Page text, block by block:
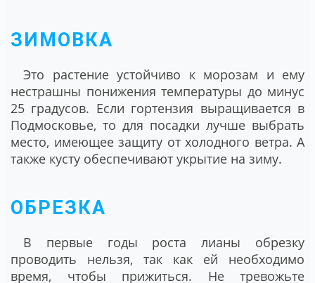
ЗИМОВКА
Это растение устойчиво к морозам и ему
нестрашны понижения температуры до минус
25 градусов. Если гортензия выращивается в
Подмосковье, то для посадки лучше выбрать
место, имеющее защиту от холодного ветра. А
также кусту обеспечивают укрытие на зиму.
ОБРЕЗКА
В первые годы роста лианы обрезку
проводить нельзя, так как ей необходимо
время, чтобы прижиться. Не тревожьте